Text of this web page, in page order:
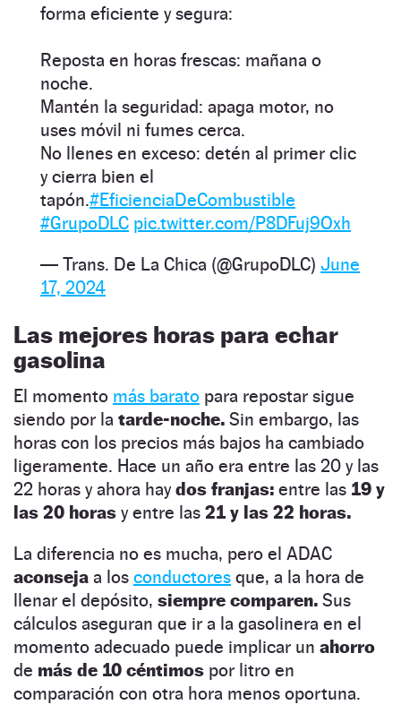
forma eficiente y segura:
Reposta en horas frescas: mañana o
noche.
Mantén la seguridad: apaga motor, no
uses móvil ni fumes cerca.
No llenes en exceso: detén al primer clic
y cierra bien el
tapón.#EficienciaDeCombustible
#GrupoDLC pic.twitter.com/P8DFuj9Oxh
— Trans. De La Chica (@GrupoDLC) June
17, 2024
Las mejores horas para echar
gasolina
El momento más barato para repostar sigue
siendo por la tarde-noche. Sin embargo, las
horas con los precios más bajos ha cambiado
ligeramente. Hace un año era entre las 20 y las
22 horas y ahora haydos franjas: entre las 19 y
las 20 horas y entre las 21 y las 22 horas.
La diferencia no es mucha, pero el ADAC
aconseja a los conductores que, a la hora de
llenar el depósito, siempre comparen. Sus
cálculos aseguran que ir a la gasolinera en el
momento adecuado puede implicar un ahorro
de más de 10 céntimos por litro en
comparación con otra hora menos oportuna.